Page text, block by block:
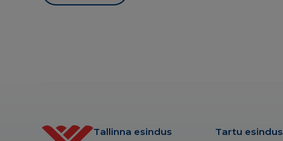
Tallinna esindus Tartu esindus